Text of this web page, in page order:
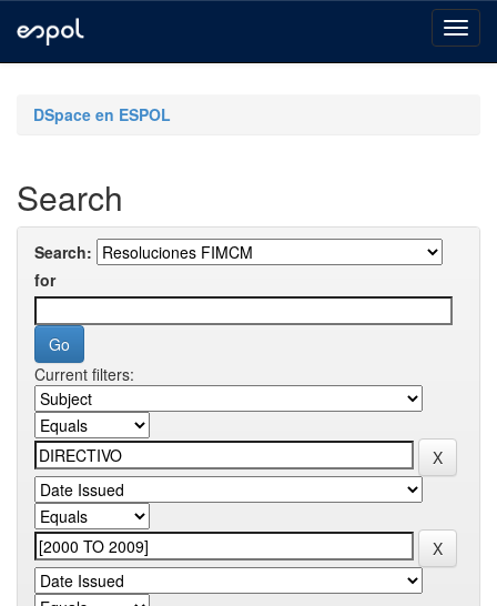
navigationDSpace en ESPOL
Search
Search:
for
Current filters: